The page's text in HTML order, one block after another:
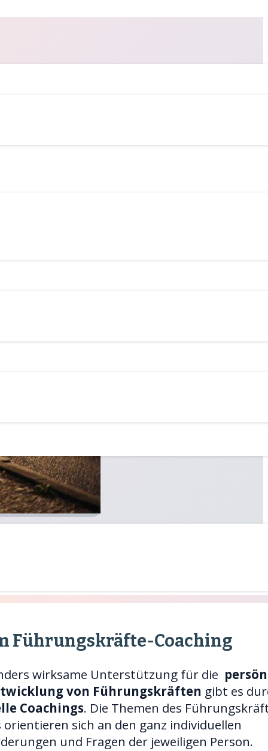
Führungskräfte-Coaching
wirksame Unterstützung für die
von Führungskräften gibt es
Coachings. Die Themen des
orientieren sich an den ganz individuellen
und Fragen der jeweiligen Person.